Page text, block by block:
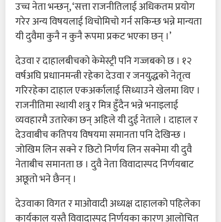
उच्च नेता भन्छन्, ‘सत्ता राजनीतिलाई अधिकतम प्रयोग
गरेर अन्य विषयलाई थिचोमिचो गर्न सकिन्छ भन्ने मान्यता
यी दुवैमा कुनै न कुनै रूपमा प्रकट भएका छन् ।’
देउवा र दाहालबीचको केमेस्ट्री पनि गज्जबको छ । १२
वर्षअघि प्रधाानमन्त्री रहेका देउवा र जनयुद्धको नेतृत्व
गरिरहेका दाहाल एकअर्कालाई सिध्याउने खेलमा थिए ।
राजनीतिमा स्थायी शत्रु र मित्र हुँदैन भन्ने भनाइलाई
व्यवहारमै उतारेका छन् अहिले यी दुई नेताले । दाहाल र
देउवाबीच कतिपय विषयमा समानता पनि देखिन्छ ।
जोखिम लिन सक्ने र छिटो निर्णय लिन सक्नेमा यी दुवै
नेताबीच समानता छ । दुवै नेता विवादास्पद निर्णयबाट
अछूतो भने छैनन् ।
देउवाका विगत र माओवादी अध्यक्ष दाहालको पहिलेका
कार्यकाल यस्तै विवादास्पद निर्णयका कारण आलोचित